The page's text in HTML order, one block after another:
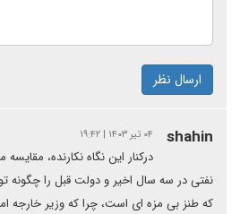
ارسال نظر
shahin ۰۴ تیر ۱۴۰۳ | ۱۹:۴۲
درکنار این نگاه نکارنده،
نفتی در سه سال اخیر و دولت قبل را چگونه
که طنز بی مزه ای است، چرا که وزیر خارجه